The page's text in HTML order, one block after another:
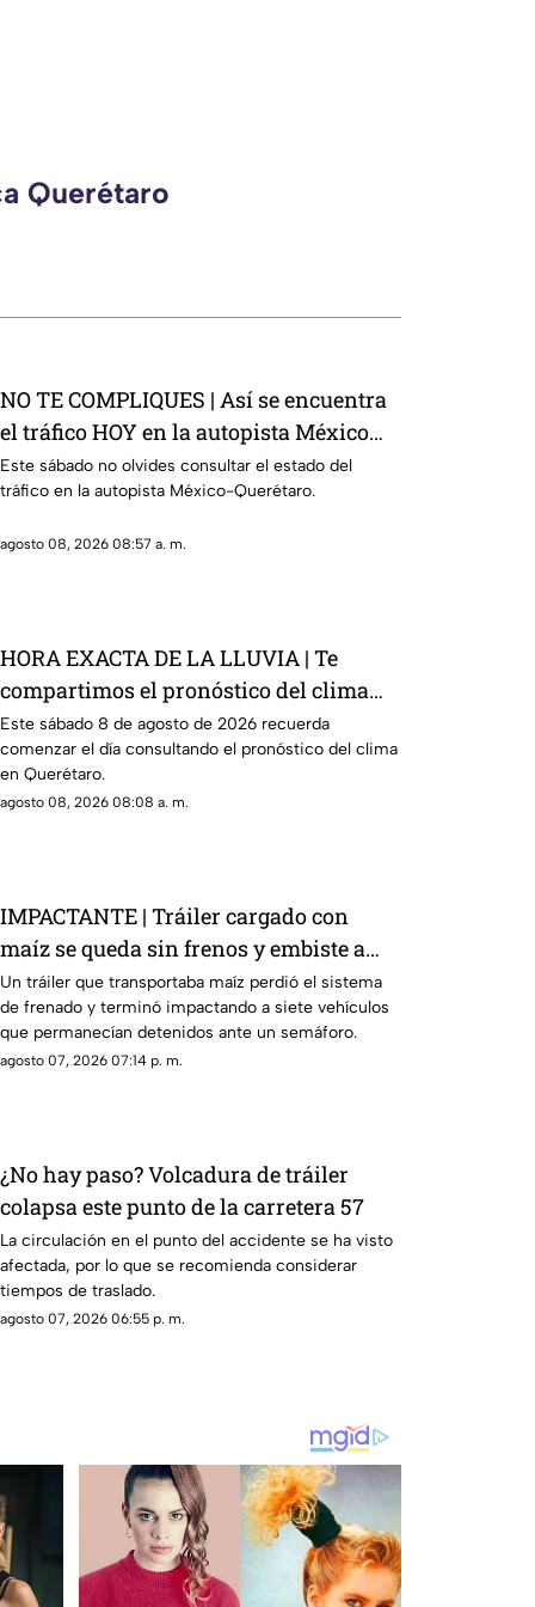
Querétaro
NO TE COMPLIQUES | Así se encuentra
el tráfico HOY en la autopista México
Querétaro
Este sábado no olvides consultar el estado del
tráfico en la autopista México-Querétaro.
agosto 08, 2026 08:57 a. m.
HORA EXACTA DE LA LLUVIA | Te
compartimos el pronóstico del clima
HOY en Querétaro
Este sábado 8 de agosto de 2026 recuerda
comenzar el día consultando el pronóstico del clima
en Querétaro.
agosto 08, 2026 08:08 a. m.
IMPACTANTE | Tráiler cargado con
maíz se queda sin frenos y embiste a
siete vehículos
Un tráiler que transportaba maíz perdió el sistema
de frenado y terminó impactando a siete vehículos
que permanecían detenidos ante un semáforo.
agosto 07, 2026 07:14 p. m.
¿No hay paso? Volcadura de tráiler
colapsa este punto de la carretera 57
La circulación en el punto del accidente se ha visto
afectada, por lo que se recomienda considerar
tiempos de traslado.
agosto 07, 2026 06:55 p. m.